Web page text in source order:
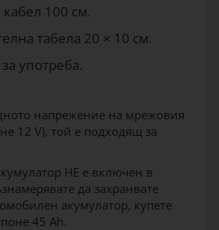
100 см.
табела 20 × 10 см.
употреба.
напрежение на мрежовия
12 V), той е подходящ за
НЕ е включен в
да захранвате
акумулатор, купете
45 Ah.